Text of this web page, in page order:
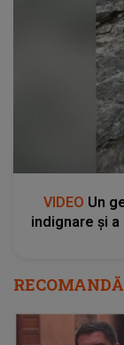
VIDEO Un
indignare și